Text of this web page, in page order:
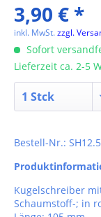
3,90 € *
inkl. MwSt.zzgl.
Sofort
Lieferzeit ca. 2-5
Bestell-Nr.: SH12.5
Kugelschreiber
Schaumstoff-; in